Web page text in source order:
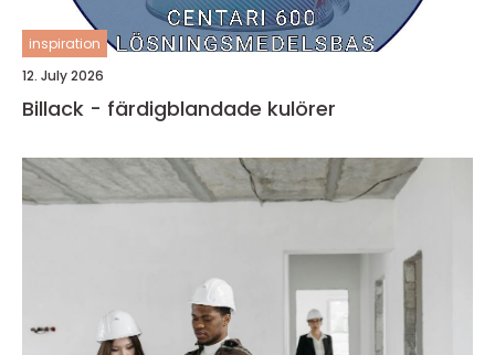
inspiration
12. July 2026
Billack - färdigblandade kulörer